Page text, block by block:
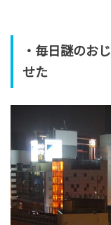
・毎日謎のお
せた